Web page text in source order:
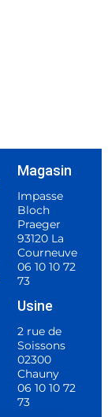
Magasin
Impasse
Bloch
Praeger
93120 La
Courneuve
06 10 10 72
73
Usine
2 rue de
Soissons
02300
Chauny
06 10 10 72
73